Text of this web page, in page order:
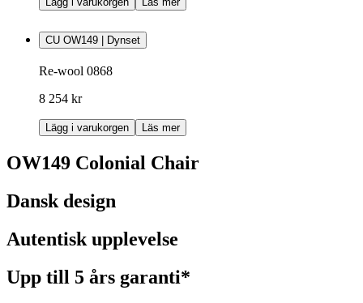
CU OW149 | Dynset
Re-wool 0868
8 254 kr
Lägg i varukorgen Läs mer
OW149 Colonial Chair
Dansk design
Autentisk upplevelse
Upp till 5 års garanti*